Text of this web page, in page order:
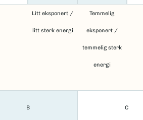
Litt eksponert /
litt sterk energi
Temmelig
eksponert /
temmelig sterk
energi
B C